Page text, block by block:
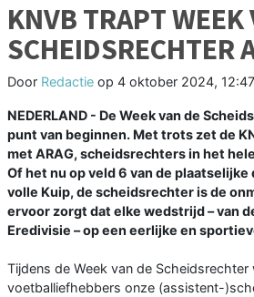
KNVB TRAPT WEEK
SCHEIDSRECHTER
Door Redactie op 4 oktober 2024,
NEDERLAND - De Week van de
punt van beginnen. Met trots zet de
met ARAG, scheidsrechters in het
Of het nu op veld 6 van de
volle Kuip, de scheidsrechter is de
ervoor zorgt dat elke wedstrijd – van
Eredivisie – op een eerlijke en
Tijdens de Week van de Scheidsrechter
voetballiefhebbers onze (assistent-